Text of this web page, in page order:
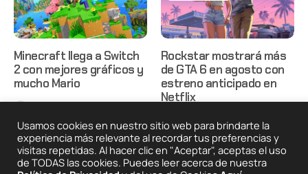
Minecraft llega a Switch
2 con mejores gráficos y
mucho Mario
Rockstar mostrará más
de GTA 6 en agosto con
estreno anticipado en
Netflix
N3k0 Hace 2 días
2025 © Degeneraciónx.com | Anime, Games & Nothing
Usamos cookies en nuestro sitio web para brindarte la
experiencia más relevante al recordar tus preferencias y
visitas repetidas. Al hacer clic en "Aceptar", aceptas el uso
de TODAS las cookies. Puedes leer acerca de nuestra